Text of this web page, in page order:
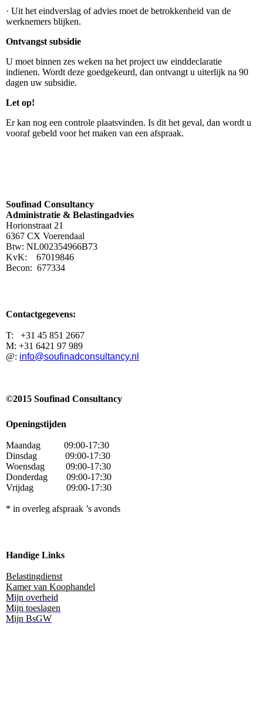
· Uit het eindverslag of advies moet de betrokkenheid van de
werknemers blijken.
Ontvangst subsidie
U moet binnen zes weken na het project uw einddeclaratie
indienen. Wordt deze goedgekeurd, dan ontvangt u uiterlijk na 90
dagen uw subsidie.
Let op!
Er kan nog een controle plaatsvinden. Is dit het geval, dan wordt u
vooraf gebeld voor het maken van een afspraak.
Soufinad Consultancy
Administratie & Belastingadvies
Horionstraat 21
6367 CX Voerendaal
Btw: NL002354966B73
KvK: 67019846
Becon: 677334
Contactgegevens:
T: +31 45 851 2667
M: +31 6421 97 989
@: info@soufinadconsultancy.nl
©2015 Soufinad Consultancy
Openingstijden
Maandag 09:00-17:30
Dinsdag 09:00-17:30
Woensdag 09:00-17:30
Donderdag 09:00-17:30
Vrijdag 09:00-17:30
* in overleg afspraak ’s avonds
Handige Links
Belastingdienst
Kamer van Koophandel
Mijn overheid
Mijn toeslagen
Mijn BsGW